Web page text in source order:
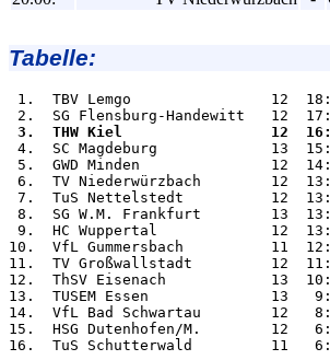
Tabelle:
1.  TBV Lemgo                12
3.  THW Kiel                 12
4.  SC Magdeburg             13
5.  GWD Minden               12
6.  TV Niederwürzbach        12
7.  TuS Nettelstedt          12
8.  SG W.M. Frankfurt        13
9.  HC Wuppertal             12
10.  VfL Gummersbach          11
11.  TV Großwallstadt         12
12.  ThSV Eisenach            13
13.  TUSEM Essen              13
14.  VfL Bad Schwartau        12
15.  HSG Dutenhofen/M.        12